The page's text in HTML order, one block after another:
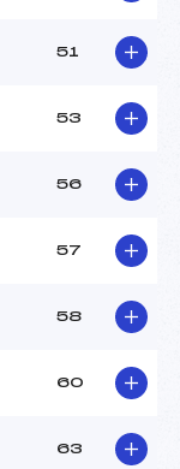
51
53
56
57
58
60
63